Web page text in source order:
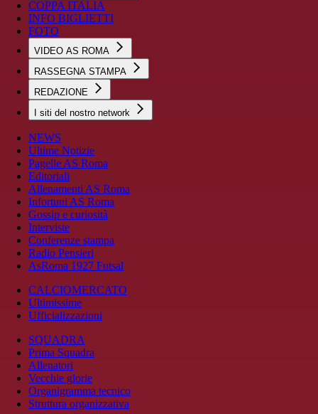
COPPA ITALIA
INFO BIGLIETTI
FOTO
VIDEO AS ROMA
RASSEGNA STAMPA
REDAZIONE
I siti del nostro network
NEWS
Ultime Notizie
Pagelle AS Roma
Editoriali
Allenamenti AS Roma
Infortuni AS Roma
Gossip e curiosità
Interviste
Conferenze stampa
Radio Pensieri
AsRoma 1927 Futsal
CALCIOMERCATO
Ultimissime
Ufficializzazioni
SQUADRA
Prima Squadra
Allenatori
Vecchie glorie
Organigramma tecnico
Struttura organizzativa